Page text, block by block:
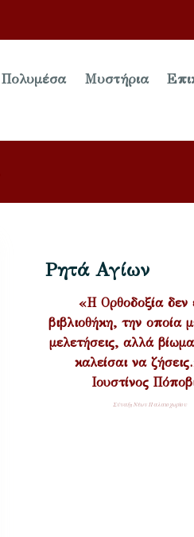
Πολυμέσα Μυστήρια
Ρητά Αγίων
«Η Ορθοδοξία δεν
βιβλιοθήκη, την οποία
μελετήσεις, αλλά
καλείσαι να
Ιουστίνος
Σύναξη Νέων Παλαιοχωρίου